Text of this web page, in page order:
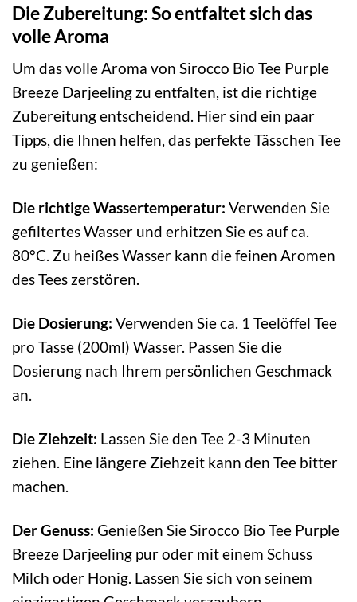
Die Zubereitung: So entfaltet sich das
volle Aroma
Um das volle Aroma von Sirocco Bio Tee Purple
Breeze Darjeeling zu entfalten, ist die richtige
Zubereitung entscheidend. Hier sind ein paar
Tipps, die Ihnen helfen, das perfekte Tässchen Tee
zu genießen:
Die richtige Wassertemperatur: Verwenden Sie
gefiltertes Wasser und erhitzen Sie es auf ca.
80°C. Zu heißes Wasser kann die feinen Aromen
des Tees zerstören.
Die Dosierung: Verwenden Sie ca. 1 Teelöffel Tee
pro Tasse (200ml) Wasser. Passen Sie die
Dosierung nach Ihrem persönlichen Geschmack
an.
Die Ziehzeit: Lassen Sie den Tee 2-3 Minuten
ziehen. Eine längere Ziehzeit kann den Tee bitter
machen.
Der Genuss: Genießen Sie Sirocco Bio Tee Purple
Breeze Darjeeling pur oder mit einem Schuss
Milch oder Honig. Lassen Sie sich von seinem